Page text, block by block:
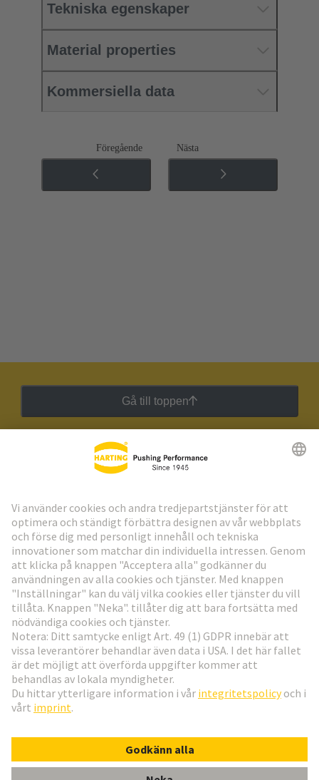
Tekniska egenskaper
Material properties
Kommersiella data
Föregående Nästa
Gå till toppen
HARTING:s nyhetsbrev
Gå till registrering
Social Media
Sverige
© Teknologi-koncernen HARTING